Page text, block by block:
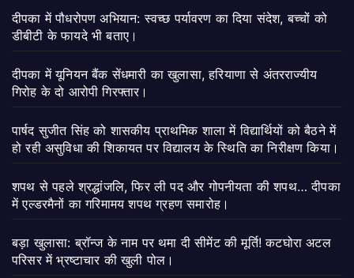
दीपका में पौधरोपण अभियान: स्वच्छ पर्यावरण का दिया संदेश, बच्चों को
डीबीटी के फायदे भी बताए।
दीपका में यूनियन बैंक सेंधमारी का खुलासा, हरियाणा से अंतरराज्यीय
गिरोह के दो आरोपी गिरफ्तार।
पार्षद सुजीत सिंह को शासकीय प्राथमिक शाला में विद्यार्थियों को बैठने में
हो रही असुविधा की शिकायत पर विद्यालय के स्थिति का निरीक्षण किया।
शपथ से पहले श्रद्धांजलि, फिर ली पद और गोपनीयता की शपथ… दीपका
में एल्डरमैनों का गरिमामय शपथ ग्रहण समारोह।
बड़ा खुलासा: ब्रॉन्ज के नाम पर थमा दी सीमेंट की मूर्ति! कटघोरा अटल
परिसर में भ्रष्टाचार की खुली पोल।